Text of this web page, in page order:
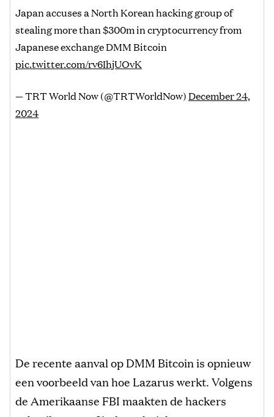
Japan accuses a North Korean hacking group of
stealing more than $300m in cryptocurrency from
Japanese exchange DMM Bitcoin
pic.twitter.com/rv6IhjUOvK
— TRT World Now (@TRTWorldNow)December 24,
2024
De recente aanval op DMM Bitcoin is opnieuw
een voorbeeld van hoe Lazarus werkt. Volgens
de Amerikaanse FBI maakten de hackers